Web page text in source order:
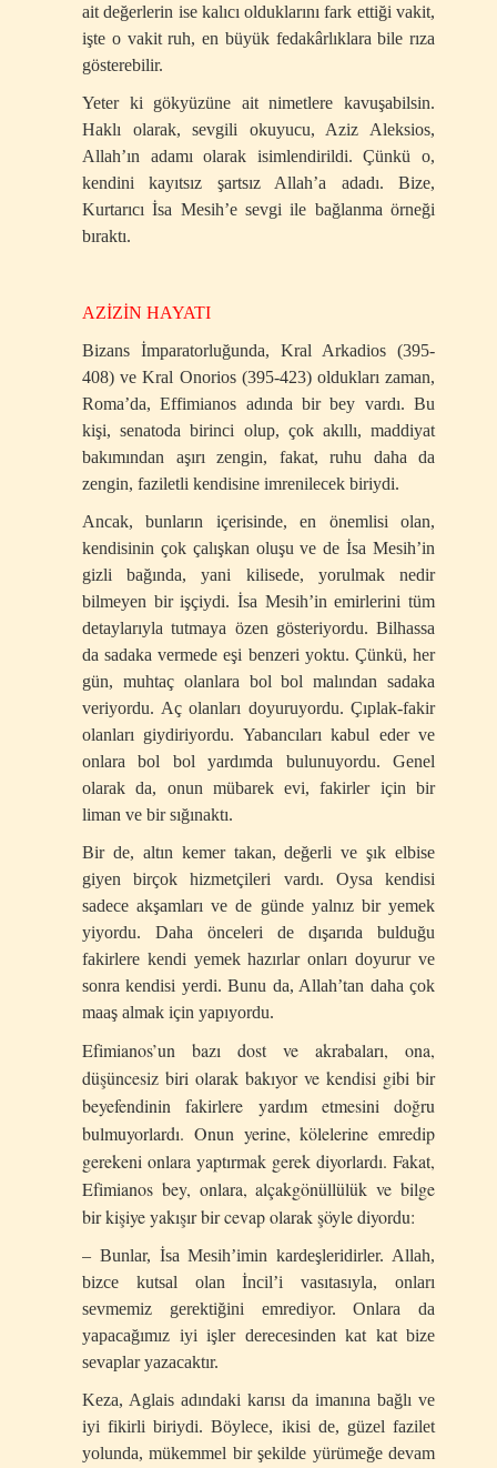
ait değerlerin ise kalıcı olduklarını fark ettiği vakit,
işte o vakit ruh, en büyük fedakârlıklara bile rıza
gösterebilir.
Yeter ki gökyüzüne ait nimetlere kavuşabilsin.
Haklı olarak, sevgili okuyucu, Aziz Aleksios,
Allah’ın adamı olarak isimlendirildi. Çünkü o,
kendini kayıtsız şartsız Allah’a adadı. Bize,
Kurtarıcı İsa Mesih’e sevgi ile bağlanma örneği
bıraktı.
AZİZİN HAYATI
Bizans İmparatorluğunda, Kral Arkadios (395-
408) ve Kral Onorios (395-423) oldukları zaman,
Roma’da, Effimianos adında bir bey vardı. Bu
kişi, senatoda birinci olup, çok akıllı, maddiyat
bakımından aşırı zengin, fakat, ruhu daha da
zengin, faziletli kendisine imrenilecek biriydi.
Ancak, bunların içerisinde, en önemlisi olan,
kendisinin çok çalışkan oluşu ve de İsa Mesih’in
gizli bağında, yani kilisede, yorulmak nedir
bilmeyen bir işçiydi. İsa Mesih’in emirlerini tüm
detaylarıyla tutmaya özen gösteriyordu. Bilhassa
da sadaka vermede eşi benzeri yoktu. Çünkü, her
gün, muhtaç olanlara bol bol malından sadaka
veriyordu. Aç olanları doyuruyordu. Çıplak-fakir
olanları giydiriyordu. Yabancıları kabul eder ve
onlara bol bol yardımda bulunuyordu. Genel
olarak da, onun mübarek evi, fakirler için bir
liman ve bir sığınaktı.
Bir de, altın kemer takan, değerli ve şık elbise
giyen birçok hizmetçileri vardı. Oysa kendisi
sadece akşamları ve de günde yalnız bir yemek
yiyordu. Daha önceleri de dışarıda bulduğu
fakirlere kendi yemek hazırlar onları doyurur ve
sonra kendisi yerdi. Bunu da, Allah’tan daha çok
maaş almak için yapıyordu.
Efimianos’un bazı dost ve akrabaları, ona,
düşüncesiz biri olarak bakıyor ve kendisi gibi bir
beyefendinin fakirlere yardım etmesini doğru
bulmuyorlardı. Onun yerine, kölelerine emredip
gerekeni onlara yaptırmak gerek diyorlardı. Fakat,
Efimianos bey, onlara, alçakgönüllülük ve bilge
bir kişiye yakışır bir cevap olarak şöyle diyordu:
– Bunlar, İsa Mesih’imin kardeşleridirler. Allah,
bizce kutsal olan İncil’i vasıtasıyla, onları
sevmemiz gerektiğini emrediyor. Onlara da
yapacağımız iyi işler derecesinden kat kat bize
sevaplar yazacaktır.
Keza, Aglais adındaki karısı da imanına bağlı ve
iyi fikirli biriydi. Böylece, ikisi de, güzel fazilet
yolunda, mükemmel bir şekilde yürümeğe devam